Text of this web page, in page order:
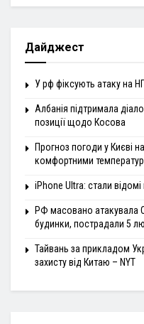
Дайджест
У рф фіксують атаку на
Албанія підтримала
позиції щодо Косова
Прогноз погоди у Києві
комфортними
iPhone Ultra: стали
РФ масовано атакувала
будинки, пострадали 5
Тайвань за прикладом
захисту від Китаю – NYT